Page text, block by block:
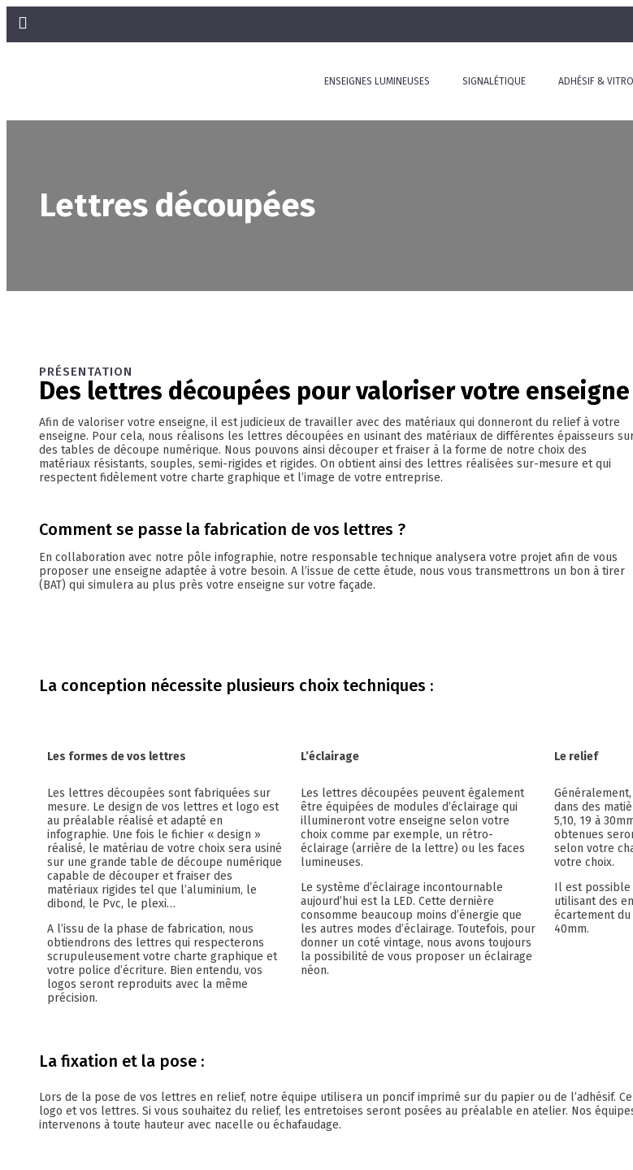
ENSEIGNES LUMINEUSES SIGNALÉTIQUE ADHÉSIF &
Lettres découpées
PRÉSENTATION
Des lettres découpées pour valoriser votre enseigne
Afin de valoriser votre enseigne, il est judicieux de travailler avec des matériaux qui donneront du relief à votre
enseigne. Pour cela, nous réalisons les lettres découpées en usinant des matériaux de différentes épaisseurs
des tables de découpe numérique. Nous pouvons ainsi découper et fraiser à la forme de notre choix des
matériaux résistants, souples, semi-rigides et rigides. On obtient ainsi des lettres réalisées sur-mesure et qui
respectent fidèlement votre charte graphique et l’image de votre entreprise.
Comment se passe la fabrication de vos lettres ?
En collaboration avec notre pôle infographie, notre responsable technique analysera votre projet afin de vous
proposer une enseigne adaptée à votre besoin. A l’issue de cette étude, nous vous transmettrons un bon à tirer
(BAT) qui simulera au plus près votre enseigne sur votre façade.
La conception nécessite plusieurs choix techniques :
Les formes de vos lettres
Les lettres découpées sont fabriquées sur
mesure. Le design de vos lettres et logo est
au préalable réalisé et adapté en
infographie. Une fois le fichier « design »
réalisé, le matériau de votre choix sera usiné
sur une grande table de découpe numérique
capable de découper et fraiser des
matériaux rigides tel que l’aluminium, le
dibond, le Pvc, le plexi…
A l’issu de la phase de fabrication, nous
obtiendrons des lettres qui respecterons
scrupuleusement votre charte graphique et
votre police d’écriture. Bien entendu, vos
logos seront reproduits avec la même
précision.
L’éclairage
Les lettres découpées peuvent également
être équipées de modules d’éclairage qui
illumineront votre enseigne selon votre
choix comme par exemple, un rétro-
éclairage (arrière de la lettre) ou les faces
lumineuses.
Le système d’éclairage incontournable
aujourd’hui est la LED. Cette dernière
consomme beaucoup moins d’énergie que
les autres modes d’éclairage. Toutefois, pour
donner un coté vintage, nous avons toujours
la possibilité de vous proposer un éclairage
néon.
Le relief
dans des
5,10, 19 à
obtenues
selon votre
votre choix.
Il est possible
utilisant des
écartement
40mm.
La fixation et la pose :
Lors de la pose de vos lettres en relief, notre équipe utilisera un poncif imprimé sur du papier ou de l’adhésif.
logo et vos lettres. Si vous souhaitez du relief, les entretoises seront posées au préalable en atelier. Nos
intervenons à toute hauteur avec nacelle ou échafaudage.